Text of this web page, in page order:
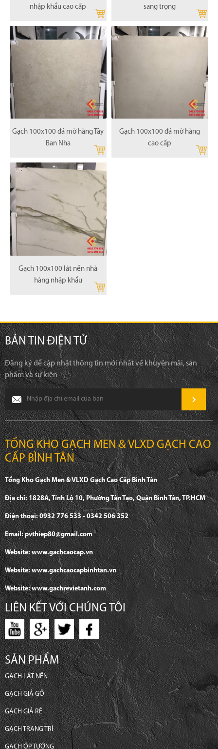
nhập khẩu cao cấp
sang trọng
Gạch 100x100 đá mờ hàng Tây
Ban Nha
Gạch 100x100 đá mờ hàng
cao cấp
Gạch 100x100 lát nền nhà
hàng nhập khẩu
BẢN TIN ĐIỆN TỬ
Đăng ký để cập nhật thông tin mới nhất về khuyên mãi, sản
phẩm và sự kiện
TỔNG KHO GẠCH MEN & VLXD GẠCH CAO
CẤP BÌNH TÂN
Tổng Kho Gạch Men & VLXD Gạch Cao Cấp Bình Tân
Địa chỉ: 1828A, Tỉnh Lộ 10, Phường Tân Tạo, Quận Bình Tân, TP.HCM
Điện thoại: 0932 776 533 - 0342 506 352
Email: pvthiep80@gmail.com
Website: www.gachcaocap.vn
Website: www.gachcaocapbinhtan.vn
Website: www.gachrevietanh.com
LIÊN KẾT VỚI CHÚNG TÔI
SẢN PHẨM
GẠCH LÁT NỀN
GẠCH GIẢ GỖ
GẠCH GIÁ RẺ
GẠCH TRANG TRÍ
GẠCH ỐP TƯỜNG